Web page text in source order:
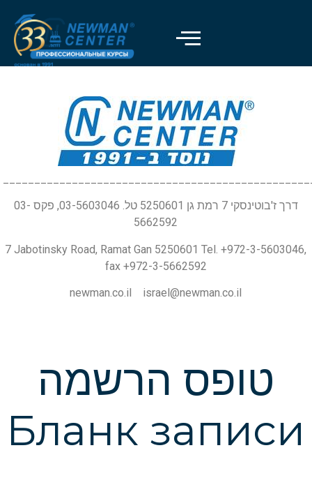
דרך ז'בוטינסקי 7 רמת גן 5250601 טל. 03-5603046, פקס 03-
5662592
7 Jabotinsky Road, Ramat Gan 5250601 Tel. +972-3-5603046,
fax +972-3-5662592
newman.co.il israel@newman.co.il
טופס הרשמה
Бланк записи